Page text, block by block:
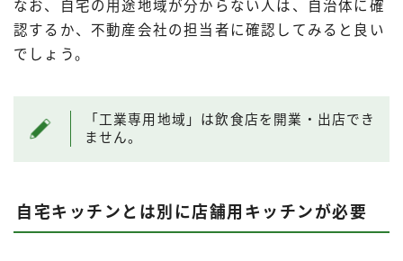
なお、自宅の用途地域が分からない人は、自治体に確
認するか、不動産会社の担当者に確認してみると良い
でしょう。
「工業専用地域」は飲食店を開業・出店でき
ません。
自宅キッチンとは別に店舗用キッチンが必要